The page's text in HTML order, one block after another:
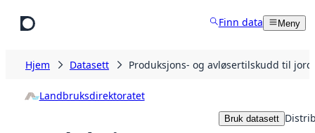
Finn data Meny
Hjem Datasett Produksjons- og avløsertilskudd til
Landbruksdirektoratet
Bruk datasett